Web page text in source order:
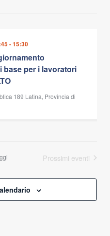
base per i lavoratori
-15:30
189 Latina, Provincia di
Prossimi eventi